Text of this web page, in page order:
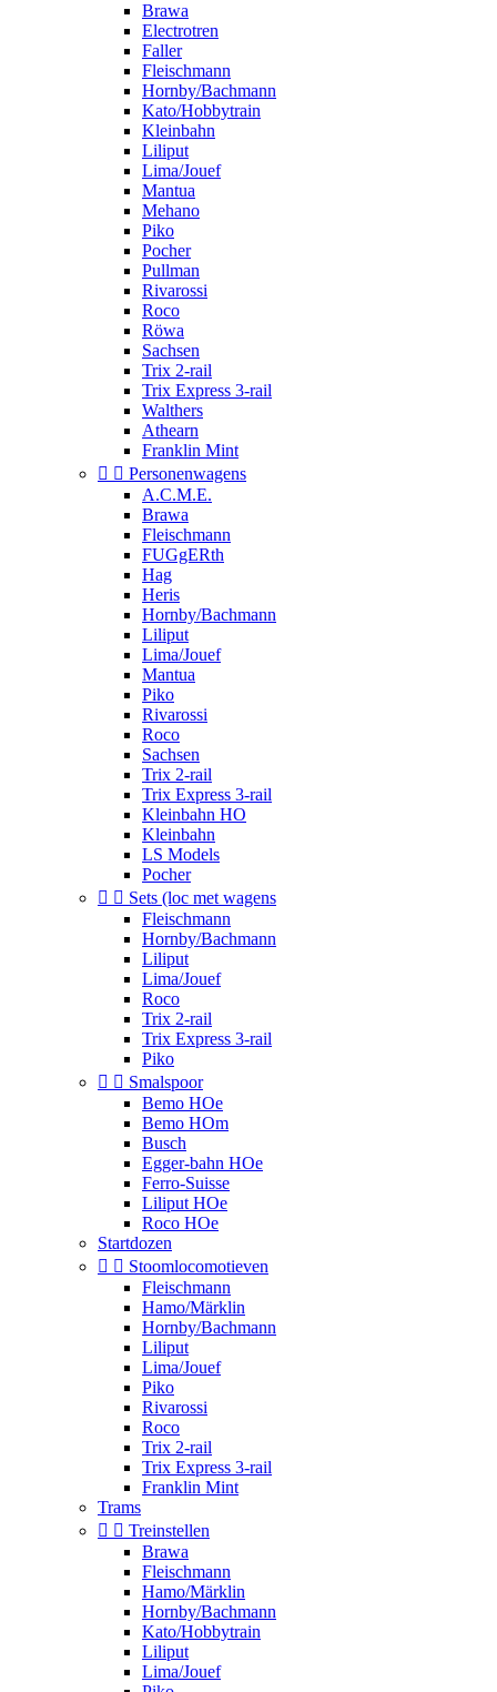
Brawa
Electrotren
Faller
Fleischmann
Hornby/Bachmann
Kato/Hobbytrain
Kleinbahn
Liliput
Lima/Jouef
Mantua
Mehano
Piko
Pocher
Pullman
Rivarossi
Roco
Röwa
Sachsen
Trix 2-rail
Trix Express 3-rail
Walthers
Athearn
Franklin Mint
  Personenwagens
A.C.M.E.
Brawa
Fleischmann
FUGgERth
Hag
Heris
Hornby/Bachmann
Liliput
Lima/Jouef
Mantua
Piko
Rivarossi
Roco
Sachsen
Trix 2-rail
Trix Express 3-rail
Kleinbahn HO
Kleinbahn
LS Models
Pocher
  Sets (loc met wagens
Fleischmann
Hornby/Bachmann
Liliput
Lima/Jouef
Roco
Trix 2-rail
Trix Express 3-rail
Piko
  Smalspoor
Bemo HOe
Bemo HOm
Busch
Egger-bahn HOe
Ferro-Suisse
Liliput HOe
Roco HOe
Startdozen
  Stoomlocomotieven
Fleischmann
Hamo/Märklin
Hornby/Bachmann
Liliput
Lima/Jouef
Piko
Rivarossi
Roco
Trix 2-rail
Trix Express 3-rail
Franklin Mint
Trams
  Treinstellen
Brawa
Fleischmann
Hamo/Märklin
Hornby/Bachmann
Kato/Hobbytrain
Liliput
Lima/Jouef